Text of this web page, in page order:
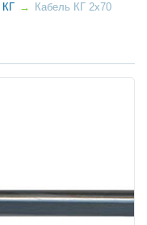
КГ → Кабель КГ 2x70